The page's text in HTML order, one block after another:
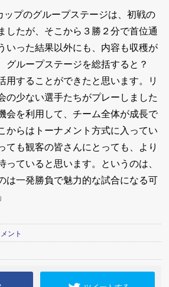
ップのグループステージは、初戦の
したが、そこから３勝２分で首位通
いった結果以外にも、内容も収穫が
グループステージを総括すると？
用することができたと思います。リ
の少ない選手たちがプレーしました
会を利用して、チーム全体が成長で
からはトーナメント方式に入ってい
ても観客の皆さんにとっても、より
っていると思います。というのは、
は一発勝負で魅力的な試合になる可
ント